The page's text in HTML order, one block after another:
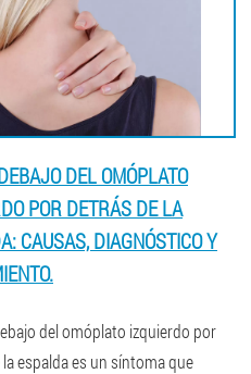
DEL OMÓPLATO
POR DETRÁS DE LA
CAUSAS, DIAGNÓSTICO Y
del omóplato izquierdo por
espalda es un síntoma que